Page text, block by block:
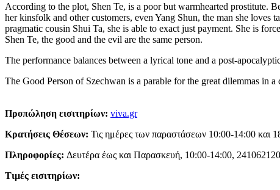
According to the plot, Shen Te, is a poor but warmhearted prostitute.
her kinsfolk and other customers, even Yang Shun, the man she loves
pragmatic cousin Shui Ta, she is able to exact just payment. She is
Shen Te, the good and the evil are the same person.
The performance balances between a lyrical tone and a post-
The Good Person of Szechwan is a parable for the great dilemmas in
Προπώληση εισιτηρίων: viva.gr
Κρατήσεις Θέσεων: Τις ημέρες των παραστάσεων 10:00-14:00 και
Πληροφορίες: Δευτέρα έως και Παρασκευή, 10:00-14:00,
Τιμές εισιτηρίων: